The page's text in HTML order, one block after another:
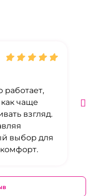
работает,
как чаще
взгляд.
выбор для